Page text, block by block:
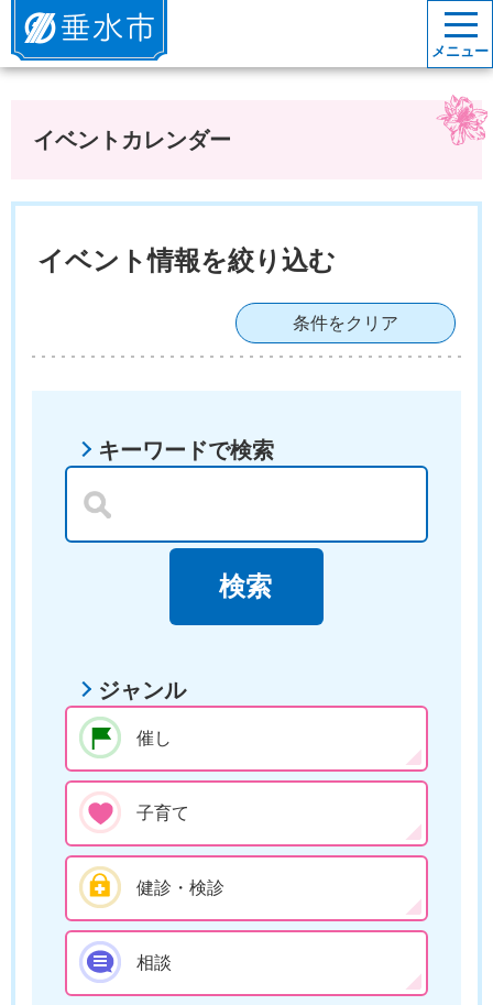
垂水市
メニュー
イベントカレンダー
イベント情報を絞り込む
条件をクリア
キーワードで検索
ジャンル
催し
子育て
健診・検診
相談